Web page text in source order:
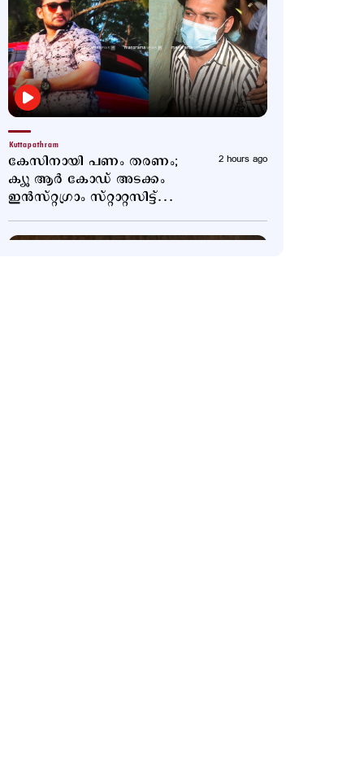
Kuttapathram
കേസിനായി പണം തരണം;
ക്യൂ ആര്‍ കോഡ് അടക്കം
ഇന്‍സ്റ്റഗ്രാം സ്റ്റാറ്റസിട്ട്
2 hours ago